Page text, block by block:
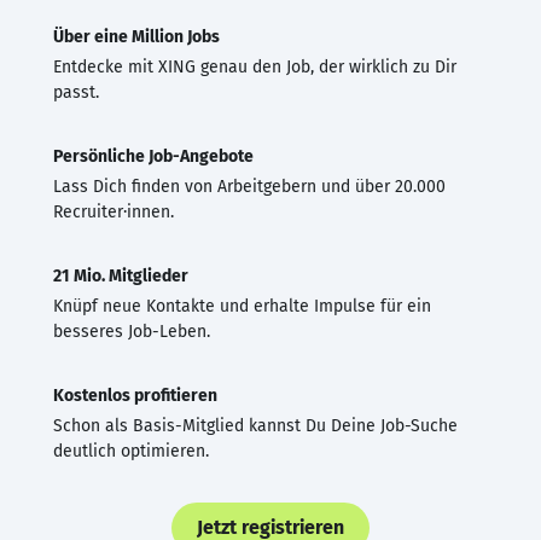
Über eine Million Jobs
Entdecke mit XING genau den Job, der wirklich zu Dir
passt.
Persönliche Job-Angebote
Lass Dich finden von Arbeitgebern und über 20.000
Recruiter·innen.
21 Mio. Mitglieder
Knüpf neue Kontakte und erhalte Impulse für ein
besseres Job-Leben.
Kostenlos profitieren
Schon als Basis-Mitglied kannst Du Deine Job-Suche
deutlich optimieren.
Jetzt registrieren